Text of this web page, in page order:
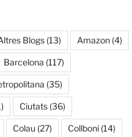
Blogs(13) Amazon(4)
Barcelona (117)
(35)
Ciutats(36)
Colau (27) Collboni(14)